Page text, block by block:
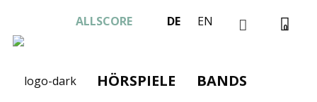
ALLSCORE DE EN 0
HÖRSPIELE BANDS